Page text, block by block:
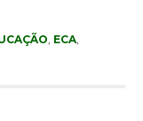
, ECA,